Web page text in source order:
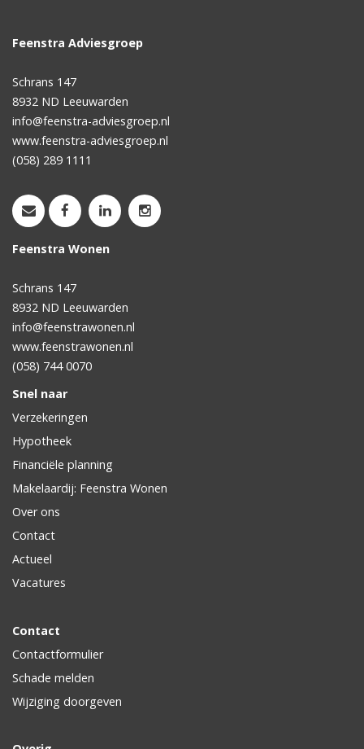
Feenstra Adviesgroep
Schrans 147
8932 ND Leeuwarden
info@feenstra-adviesgroep.nl
www.feenstra-adviesgroep.nl
(058) 289 1111
Feenstra Wonen
Schrans 147
8932 ND Leeuwarden
info@feenstrawonen.nl
www.feenstrawonen.nl
(058) 744 0070
Snel naar
Verzekeringen
Hypotheek
Financiële planning
Makelaardij: Feenstra Wonen
Over ons
Contact
Actueel
Vacatures
Contact
Contactformulier
Schade melden
Wijziging doorgeven